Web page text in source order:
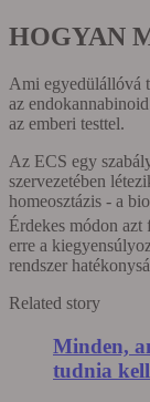
HOGYAN
Ami egyedülállóvá
az
az emberi testtel.
Az ECS egy
szervezetében
homeosztázis - a
Érdekes módon
erre a
rendszer
Related story
Minden,
tudnia kell